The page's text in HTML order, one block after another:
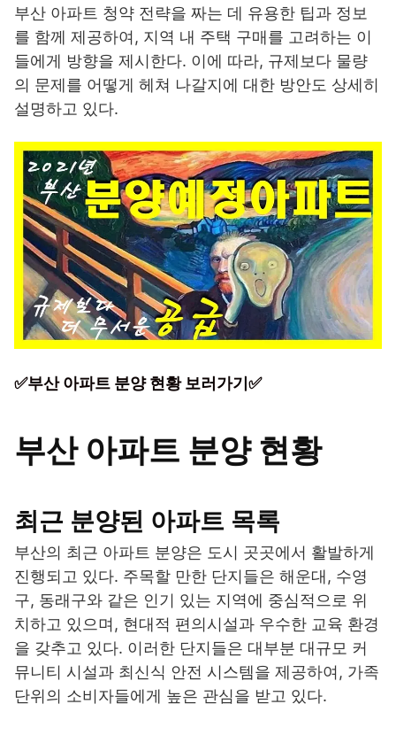
부산 아파트 청약 전략을 짜는 데 유용한 팁과 정보
를 함께 제공하여, 지역 내 주택 구매를 고려하는 이
들에게 방향을 제시한다. 이에 따라, 규제보다 물량
의 문제를 어떻게 헤쳐 나갈지에 대한 방안도 상세히
설명하고 있다.
✅부산 아파트 분양 현황 보러가기✅
부산 아파트 분양 현황
최근 분양된 아파트 목록
부산의 최근 아파트 분양은 도시 곳곳에서 활발하게
진행되고 있다. 주목할 만한 단지들은 해운대, 수영
구, 동래구와 같은 인기 있는 지역에 중심적으로 위
치하고 있으며, 현대적 편의시설과 우수한 교육 환경
을 갖추고 있다. 이러한 단지들은 대부분 대규모 커
뮤니티 시설과 최신식 안전 시스템을 제공하여, 가족
단위의 소비자들에게 높은 관심을 받고 있다.